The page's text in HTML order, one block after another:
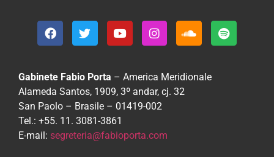
Gabinete Fabio Porta – America Meridionale
Alameda Santos, 1909, 3º andar, cj. 32
San Paolo – Brasile – 01419-002
Tel.: +55. 11. 3081-3861
E-mail: segreteria@fabioporta.com